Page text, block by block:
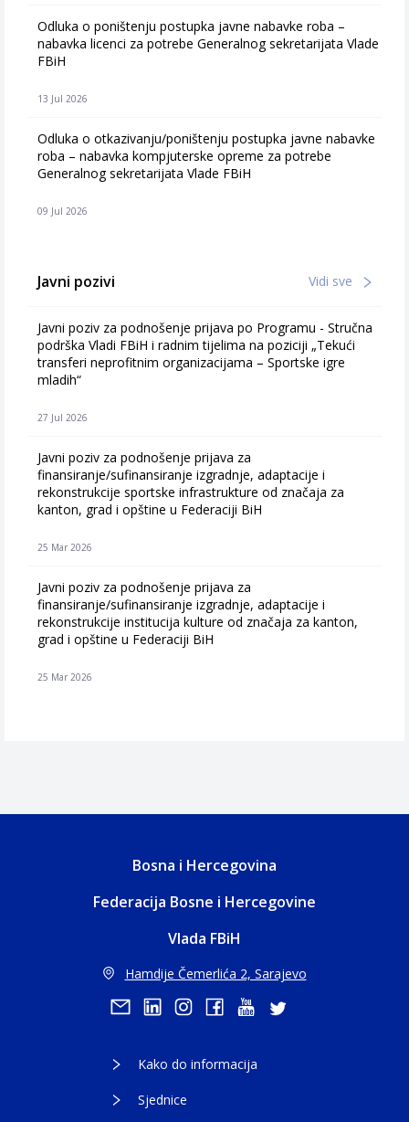
Odluka o poništenju postupka javne nabavke roba –
nabavka licenci za potrebe Generalnog sekretarijata Vlade
FBiH
13 Jul 2026
Odluka o otkazivanju/poništenju postupka javne nabavke
roba – nabavka kompjuterske opreme za potrebe
Generalnog sekretarijata Vlade FBiH
09 Jul 2026
Javni pozivi Vidi sve
Javni poziv za podnošenje prijava po Programu - Stručna
podrška Vladi FBiH i radnim tijelima na poziciji „Tekući
transferi neprofitnim organizacijama – Sportske igre
mladih“
27 Jul 2026
Javni poziv za podnošenje prijava za
finansiranje/sufinansiranje izgradnje, adaptacije i
rekonstrukcije sportske infrastrukture od značaja za
kanton, grad i opštine u Federaciji BiH
25 Mar 2026
Javni poziv za podnošenje prijava za
finansiranje/sufinansiranje izgradnje, adaptacije i
rekonstrukcije institucija kulture od značaja za kanton,
grad i opštine u Federaciji BiH
25 Mar 2026
Bosna i Hercegovina
Federacija Bosne i Hercegovine
Vlada FBiH
Hamdije Čemerlića 2, Sarajevo
Kako do informacija
Sjednice